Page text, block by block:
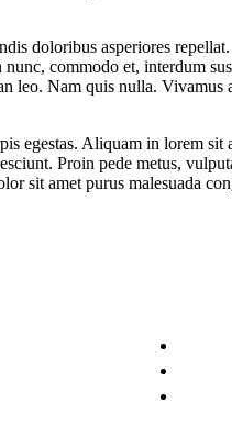
doloribus asperiores
commodo et, interdum
leo. Nam quis nulla.
egestas. Aliquam in lorem
Proin pede metus,
sit amet purus malesuada